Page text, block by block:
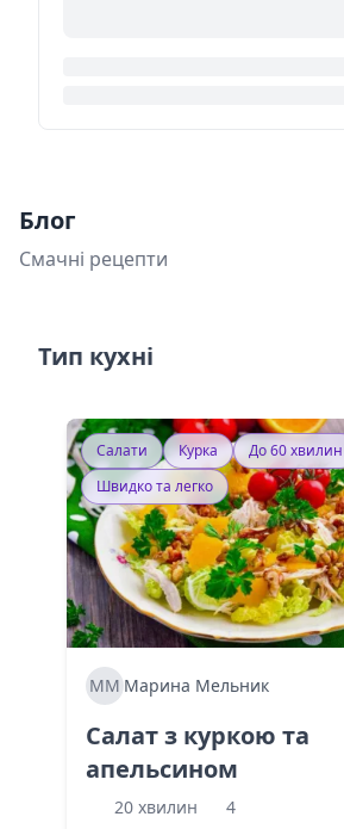
Блог
Смачні рецепти
Тип кухні
Салати Курка
До 60 хвилин
Швидко та легко
ММ Марина Мельник
Салат з куркою та
апельсином
20 хвилин
4